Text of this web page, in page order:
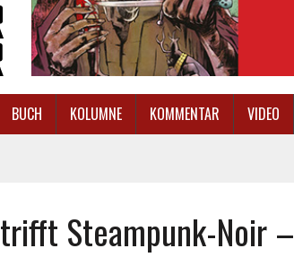
BUCH KOLUMNE KOMMENTAR VIDEO
Steampunk-Noir –